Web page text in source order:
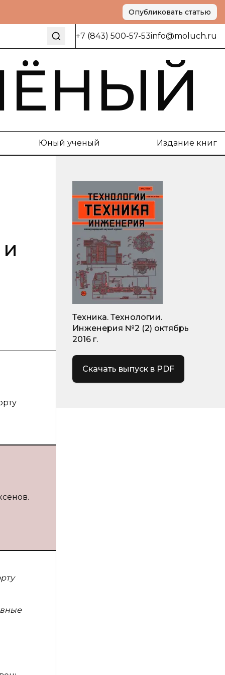
Опубликовать статью
+7 (843) 500-57-53info@moluch.ru
Юный ученый Издание книг
Техника. Технологии.
Инженерия №2 (2) октябрь
2016 г.
Скачать выпуск в PDF